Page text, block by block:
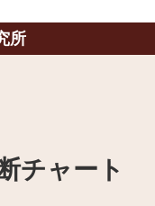
所
チャート